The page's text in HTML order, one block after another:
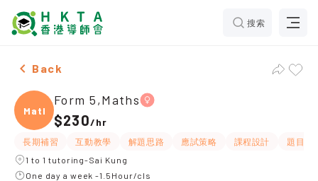
搜索
Female Form 5,Maths，Sai Kung Tuition
Back
Maths
Form 5,Maths
$230/hr
長期補習 互動教學 解題思路 應試策略 課程設計
題目講
1 to 1 tutoring-Sai Kung
One day a week -1.5Hour/cls